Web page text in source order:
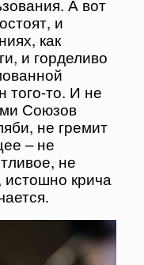
А вот
и
как
и горделиво
того-то. И не
Союзов
не гремит
– не
не
истошно крича